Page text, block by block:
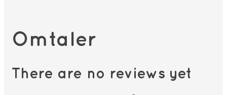
Omtaler
There are no reviews yet